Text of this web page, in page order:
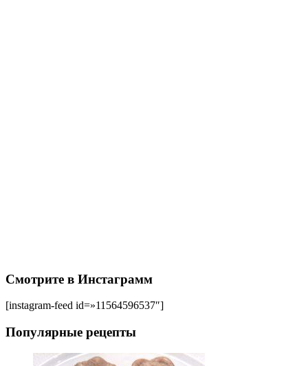
Смотрите в Инстаграмм
[instagram-feed id=»11564596537″]
Популярные рецепты